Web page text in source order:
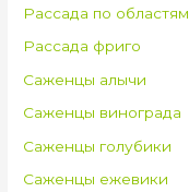
Рассада по областям
Рассада фриго
Саженцы алычи
Саженцы винограда
Саженцы голубики
Саженцы ежевики